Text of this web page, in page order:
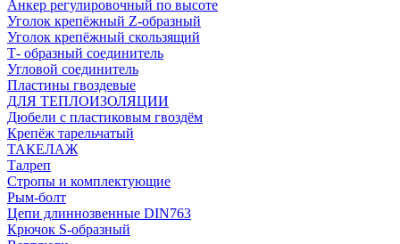
Анкер регулировочный по высоте
Уголок крепёжный Z-образный
Уголок крепёжный скользящий
Т- образный соединитель
Угловой соединитель
Пластины гвоздевые
ДЛЯ ТЕПЛОИЗОЛЯЦИИ
Дюбели с пластиковым гвоздём
Крепёж тарельчатый
ТАКЕЛАЖ
Талреп
Стропы и комплектующие
Рым-болт
Цепи длиннозвенные DIN763
Крючок S-образный